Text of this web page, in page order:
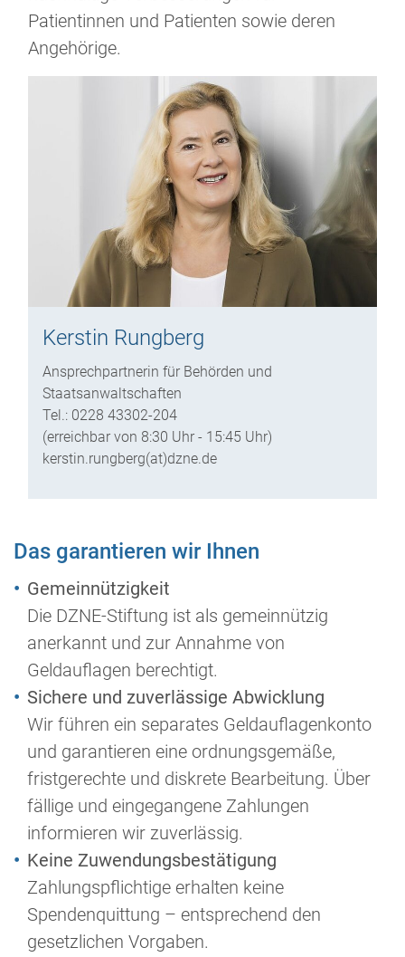
Patientinnen und Patienten sowie deren
Angehörige.
Kerstin Rungberg
Ansprechpartnerin für Behörden und
Staatsanwaltschaften
Tel.: 0228 43302-204
(erreichbar von 8:30 Uhr - 15:45 Uhr)
kerstin.rungberg(at)dzne.de
Das garantieren wir Ihnen
Gemeinnützigkeit
Die DZNE-Stiftung ist als gemeinnützig
anerkannt und zur Annahme von
Geldauflagen berechtigt.
Sichere und zuverlässige Abwicklung
Wir führen ein separates Geldauflagenkonto
und garantieren eine ordnungsgemäße,
fristgerechte und diskrete Bearbeitung. Über
fällige und eingegangene Zahlungen
informieren wir zuverlässig.
Keine Zuwendungsbestätigung
Zahlungspflichtige erhalten keine
Spendenquittung – entsprechend den
gesetzlichen Vorgaben.